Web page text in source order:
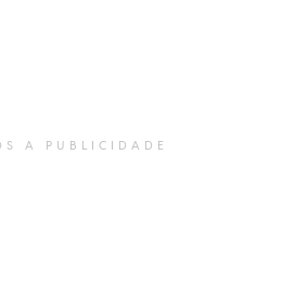
A PUBLICIDADE